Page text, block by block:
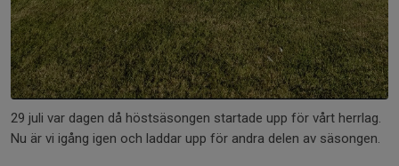
29 juli var dagen då höstsäsongen startade upp för vårt herrlag.
Nu är vi igång igen och laddar upp för andra delen av säsongen.